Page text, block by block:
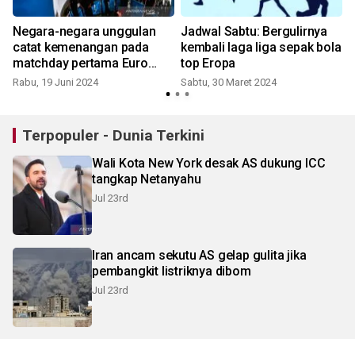
Negara-negara unggulan
catat kemenangan pada
matchday pertama Euro
2024
Rabu, 19 Juni 2024
Jadwal Sabtu: Bergulirnya
kembali laga liga sepak bola
top Eropa
Sabtu, 30 Maret 2024
Terpopuler - Dunia Terkini
Wali Kota New York desak AS dukung ICC
tangkap Netanyahu
Jul 23rd
Iran ancam sekutu AS gelap gulita jika
pembangkit listriknya dibom
Jul 23rd